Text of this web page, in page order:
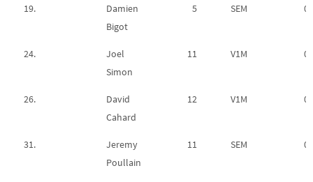
19.
Damien
Bigot
5 SEM
24.
Joel
Simon
11 V1M
26.
David
Cahard
12 V1M
31.
Jeremy
Poullain
11 SEM